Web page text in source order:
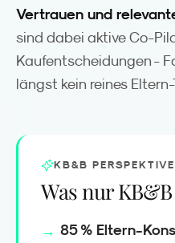
Vertrauen und
sind dabei aktive Co-
Kaufentscheidungen -
längst kein reines
KB&B PERSPEKTIVE
Was nur
85 % Eltern-